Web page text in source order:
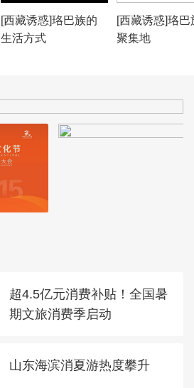
[西藏诱惑]珞巴族的
生活方式
[西藏诱惑]珞巴
聚集地
超4.5亿元消费补贴！全国暑
期文旅消费季启动
山东海滨消夏游热度攀升